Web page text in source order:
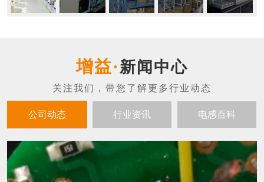
新闻中心
公司动态 行业资讯 电感百科